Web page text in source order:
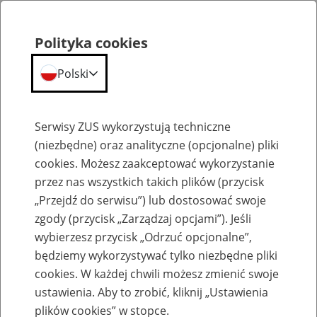
Emerytury
Baza zlikwidowanych lub
przekształconych zakładów pracy
Polityka cookies
Polski
Serwisy ZUS wykorzystują techniczne
(niezbędne) oraz analityczne (opcjonalne) pliki
cookies. Możesz zaakceptować wykorzystanie
przez nas wszystkich takich plików (przycisk
„Przejdź do serwisu”) lub dostosować swoje
zgody (przycisk „Zarządzaj opcjami”). Jeśli
wybierzesz przycisk „Odrzuć opcjonalne”,
będziemy wykorzystywać tylko niezbędne pliki
cookies. W każdej chwili możesz zmienić swoje
ustawienia. Aby to zrobić, kliknij „Ustawienia
plików cookies” w stopce.